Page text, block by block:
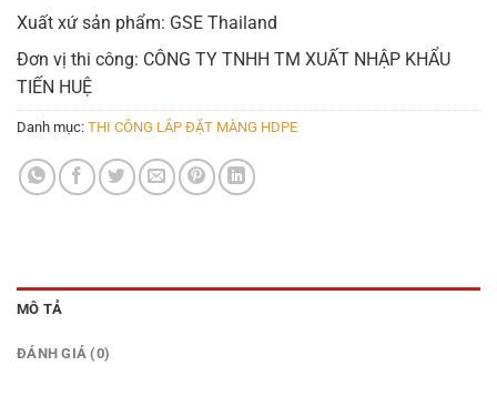
Xuất xứ sản phẩm: GSE Thailand
Đơn vị thi công: CÔNG TY TNHH TM XUẤT NHẬP KHẨU
TIẾN HUỆ
Danh mục: THI CÔNG LẮP ĐẶT MÀNG HDPE
MÔ TẢ
ĐÁNH GIÁ (0)